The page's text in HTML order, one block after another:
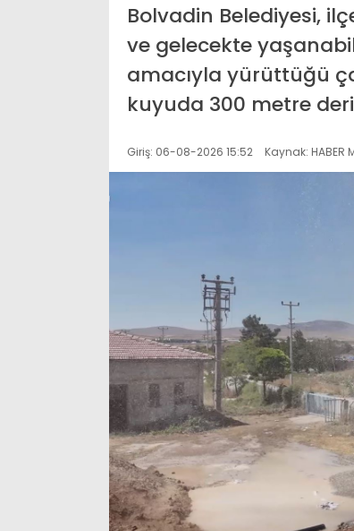
Bolvadin Belediyesi,
ve gelecekte
amacıyla yürüttüğü
kuyuda 300 metre
Giriş: 06-08-2026 15:52 Kaynak: HABER